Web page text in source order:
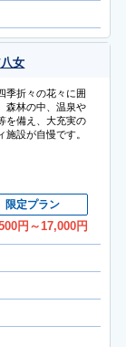
女
季折々の花々に囲
森林の中、温泉や
を備え、大充実の
施設が自慢です。
限定プラン
円 ～17,000円